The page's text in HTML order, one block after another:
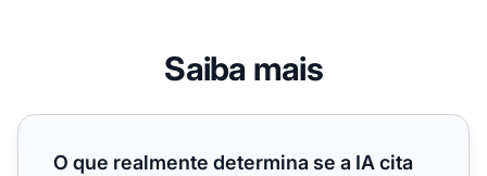
Saiba mais
O que realmente determina se a IA cita seu conteúdo?
O que realmente determina se a IA cita